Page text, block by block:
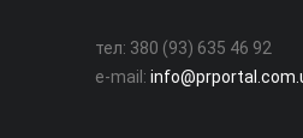
тел: 380 (93) 635 46 92
e-mail: